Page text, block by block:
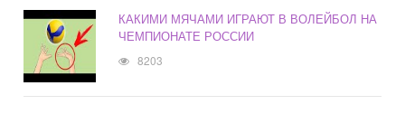
КАКИМИ МЯЧАМИ ИГРАЮТ В ВОЛЕЙБОЛ НА
ЧЕМПИОНАТЕ РОССИИ
8203